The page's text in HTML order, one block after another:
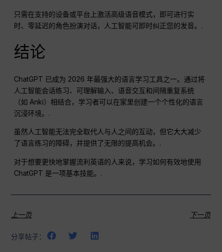
只需在支持的设备或平台上激活高级语音模式，即可进行实
时、零延迟的角色扮演对话，人工智能可即时纠正您的发音。.
结论
ChatGPT 已成为 2026 年最强大的语言学习工具之一。通过将
人工智能会话练习、可理解输入、语音交互和间隔重复系统
（如 Anki）相结合，学习者可以在家里创建一个个性化的语言
沉浸环境。.
虽然人工智能无法完全取代人与人之间的互动，但它大大减少
了语言练习的障碍，并提供了无限的提高机会。.
对于想要更快地掌握流利英语的人来说，学习如何有效地使用
ChatGPT 是一项基本技能。.
上一页 下一页
分享帖子：